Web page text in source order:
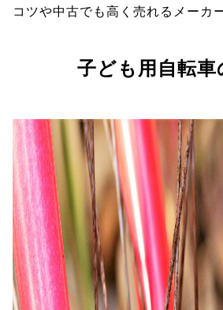
コツや中古でも高く売れるメーカ
子ども用自転車